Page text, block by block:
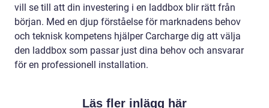
vill se till att din investering i en laddbox blir rätt från
början. Med en djup förståelse för marknadens behov
och teknisk kompetens hjälper Carcharge dig att välja
den laddbox som passar just dina behov och ansvarar
för en professionell installation.
Läs fler inlägg här